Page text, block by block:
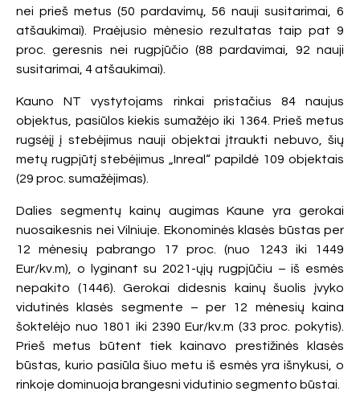
nei prieš metus (50 pardavimų, 56 nauji susitarimai, 6
atšaukimai). Praėjusio mėnesio rezultatas taip pat 9
proc. geresnis nei rugpjūčio (88 pardavimai, 92 nauji
susitarimai, 4 atšaukimai).
Kauno NT vystytojams rinkai pristačius 84 naujus
objektus, pasiūlos kiekis sumažėjo iki 1364. Prieš metus
rugsėjį į stebėjimus nauji objektai įtraukti nebuvo, šių
metų rugpjūtį stebėjimus „Inreal“ papildė 109 objektais
(29 proc. sumažėjimas).
Dalies segmentų kainų augimas Kaune yra gerokai
nuosaikesnis nei Vilniuje. Ekonominės klasės būstas per
12 mėnesių pabrango 17 proc. (nuo 1243 iki 1449
Eur/kv.m), o lyginant su 2021-ųjų rugpjūčiu – iš esmės
nepakito (1446). Gerokai didesnis kainų šuolis įvyko
vidutinės klasės segmente – per 12 mėnesių kaina
šoktelėjo nuo 1801 iki 2390 Eur/kv.m (33 proc. pokytis).
Prieš metus būtent tiek kainavo prestižinės klasės
būstas, kurio pasiūla šiuo metu iš esmės yra išnykusi, o
rinkoje dominuoja brangesni vidutinio segmento būstai.